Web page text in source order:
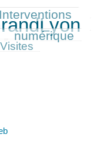
Interventions
numérique
Visites